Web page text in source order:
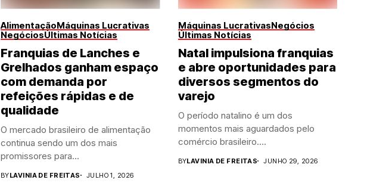
AlimentaçãoMáquinas Lucrativas
NegóciosÚltimas Notícias
Franquias de Lanches e
Grelhados ganham espaço
com demanda por
refeições rápidas e de
qualidade
O mercado brasileiro de alimentação
continua sendo um dos mais
promissores para...
BYLAVINIA DE FREITAS JULHO 1, 2026
Máquinas LucrativasNegócios
Últimas Notícias
Natal impulsiona franquias
e abre oportunidades para
diversos segmentos do
varejo
O período natalino é um dos
momentos mais aguardados pelo
comércio brasileiro....
BYLAVINIA DE FREITAS JUNHO 29, 2026